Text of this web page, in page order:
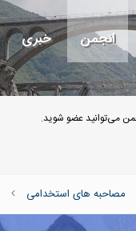
انجمن خبری
می‌توانید عضو شوید.
مصاحبه های استخدامی